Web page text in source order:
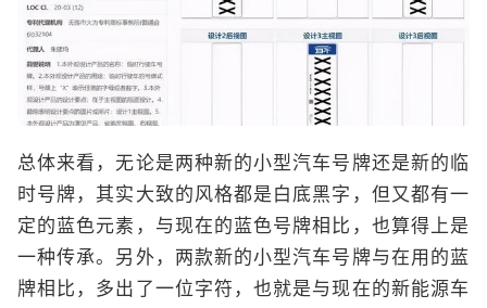
总体来看，无论是两种新的小型汽车号牌还是新的临
时号牌，其实大致的风格都是白底黑字，但又都有一
定的蓝色元素，与现在的蓝色号牌相比，也算得上是
一种传承。另外，两款新的小型汽车号牌与在用的蓝
牌相比，多出了一位字符，也就是与现在的新能源车